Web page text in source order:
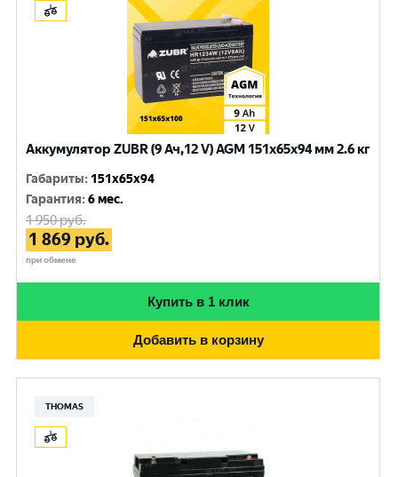
Аккумулятор ZUBR (9 Ач,12 V) AGM 151x65x94 мм 2.6 кг
Габариты: 151x65x94
Гарантия:6 мес.
1 950руб.
1 869 руб.
при обмене
Купить в 1 клик
Добавить в корзину
THOMAS